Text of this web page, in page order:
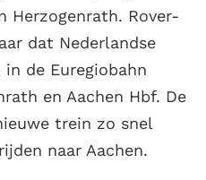
Herzogenrath. Rover-
dat Nederlandse
de Euregiobahn
en Aachen Hbf. De
trein zo snel
naar Aachen.